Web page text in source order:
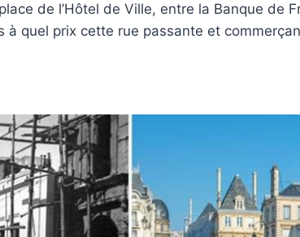
de l’Hôtel de Ville, entre la Banque de
à quel prix cette rue passante et